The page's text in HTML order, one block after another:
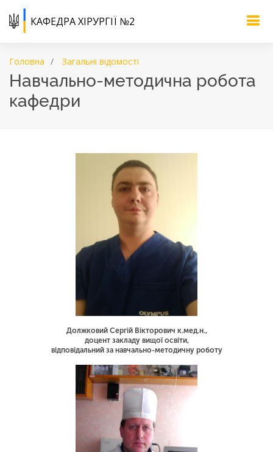
КАФЕДРА ХІРУРГІЇ №2
Головна Загальні відомості
Навчально-методична робота
кафедри
Должковий Сергій Вікторович к.мед.н.,
доцент закладу вищої освіти,
відповідальний за навчально-методичну роботу